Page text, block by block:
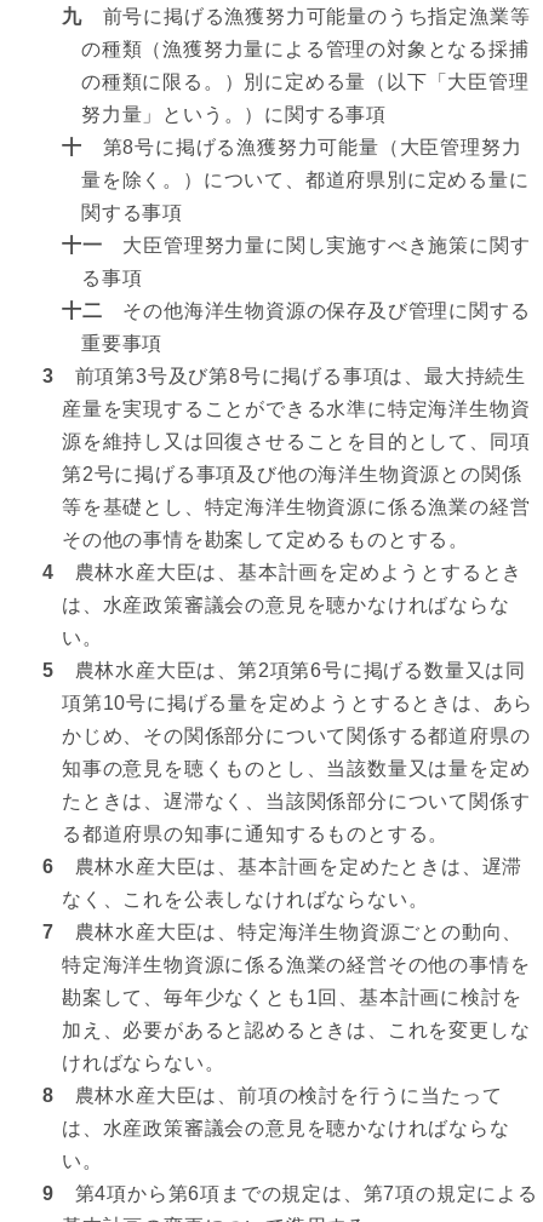
九前号に掲げる漁獲努力可能量のうち指定漁業等
の種類（漁獲努力量による管理の対象となる採捕
の種類に限る。）別に定める量（以下「大臣管理
努力量」という。）に関する事項
十 第8号に掲げる漁獲努力可能量（大臣管理努力
量を除く。）について、都道府県別に定める量に
関する事項
十一 大臣管理努力量に関し実施すべき施策に関す
る事項
十二 その他海洋生物資源の保存及び管理に関する
重要事項
3 前項第3号及び第8号に掲げる事項は、最大持続生
産量を実現することができる水準に特定海洋生物資
源を維持し又は回復させることを目的として、同項
第2号に掲げる事項及び他の海洋生物資源との関係
等を基礎とし、特定海洋生物資源に係る漁業の経営
その他の事情を勘案して定めるものとする。
4 農林水産大臣は、基本計画を定めようとするとき
は、水産政策審議会の意見を聴かなければならな
い。
5 農林水産大臣は、第2項第6号に掲げる数量又は同
項第10号に掲げる量を定めようとするときは、あら
かじめ、その関係部分について関係する都道府県の
知事の意見を聴くものとし、当該数量又は量を定め
たときは、遅滞なく、当該関係部分について関係す
る都道府県の知事に通知するものとする。
6 農林水産大臣は、基本計画を定めたときは、遅滞
なく、これを公表しなければならない。
7 農林水産大臣は、特定海洋生物資源ごとの動向、
特定海洋生物資源に係る漁業の経営その他の事情を
勘案して、毎年少なくとも1回、基本計画に検討を
加え、必要があると認めるときは、これを変更しな
ければならない。
8 農林水産大臣は、前項の検討を行うに当たって
は、水産政策審議会の意見を聴かなければならな
い。
9 第4項から第6項までの規定は、第7項の規定による